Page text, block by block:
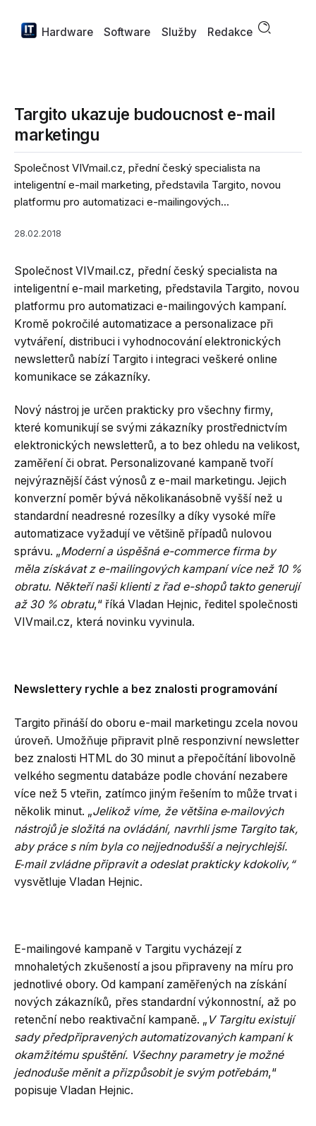
Hardware Software Služby Redakce
Targito ukazuje budoucnost e-mail
marketingu
Společnost VIVmail.cz, přední český specialista na
inteligentní e-mail marketing, představila Targito, novou
platformu pro automatizaci e-mailingových...
28.02.2018
Společnost VIVmail.cz, přední český specialista na
inteligentní e-mail marketing, představila Targito, novou
platformu pro automatizaci e-mailingových kampaní.
Kromě pokročilé automatizace a personalizace při
vytváření, distribuci i vyhodnocování elektronických
newsletterů nabízí Targito i integraci veškeré online
komunikace se zákazníky.
Nový nástroj je určen prakticky pro všechny firmy,
které komunikují se svými zákazníky prostřednictvím
elektronických newsletterů, a to bez ohledu na velikost,
zaměření či obrat. Personalizované kampaně tvoří
nejvýraznější část výnosů z e-mail marketingu. Jejich
konverzní poměr bývá několikanásobně vyšší než u
standardní neadresné rozesílky a díky vysoké míře
automatizace vyžadují ve většině případů nulovou
správu. „Moderní a úspěšná e-commerce firma by
měla získávat z e-mailingových kampaní více než 10 %
obratu. Někteří naši klienti z řad e-shopů takto generují
až 30 % obratu,“ říká Vladan Hejnic, ředitel společnosti
VIVmail.cz, která novinku vyvinula.
Newslettery rychle a bez znalosti programování
Targito přináší do oboru e-mail marketingu zcela novou
úroveň. Umožňuje připravit plně responzivní newsletter
bez znalosti HTML do 30 minut a přepočítání libovolně
velkého segmentu databáze podle chování nezabere
více než 5 vteřin, zatímco jiným řešením to může trvat i
několik minut. „Jelikož víme, že většina e‑mailových
nástrojů je složitá na ovládání, navrhli jsme Targito tak,
aby práce s ním byla co nejjednodušší a nejrychlejší.
E‑mail zvládne připravit a odeslat prakticky kdokoliv,“
vysvětluje Vladan Hejnic.
E-mailingové kampaně v Targitu vycházejí z
mnohaletých zkušeností a jsou připraveny na míru pro
jednotlivé obory. Od kampaní zaměřených na získání
nových zákazníků, přes standardní výkonnostní, až po
retenční nebo reaktivační kampaně. „ V Targitu existují
sady předpřipravených automatizovaných kampaní k
okamžitému spuštění. Všechny parametry je možné
jednoduše měnit a přizpůsobit je svým potřebám,“
popisuje Vladan Hejnic.